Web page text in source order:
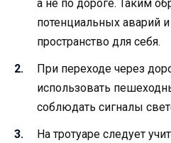
а не по дороге. Таким
потенциальных аварий
пространство для себя.
При переходе через
использовать
соблюдать сигналы
На тротуаре следует